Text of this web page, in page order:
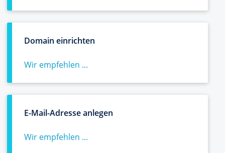
Domain einrichten
Wir empfehlen ...
E-Mail-Adresse anlegen
Wir empfehlen ...